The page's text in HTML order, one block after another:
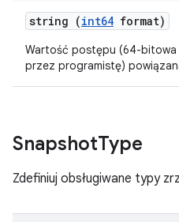
string (int64 format)
Wartość postępu (64-bitowa
przez programistę)
SnapshotType
Zdefiniuj obsługiwane typy